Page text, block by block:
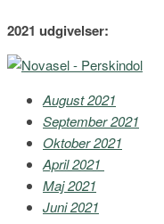
2021 udgivelser:
August 2021
September 2021
Oktober 2021
April 2021
Maj 2021
Juni 2021